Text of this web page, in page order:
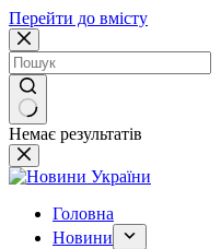
Перейти до вмісту
Немає результатів
Головна
Новини